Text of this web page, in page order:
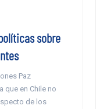
sobre
Paz
que en Chile no
de los